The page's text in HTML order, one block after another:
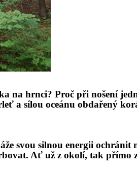
na hrnci? Proč při nošení
a sílou oceánu obdařený
svou silnou energii ochránit
Ať už z okolí, tak přímo